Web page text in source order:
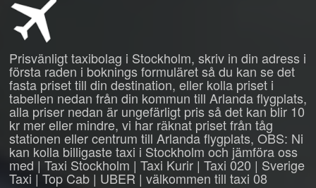
Prisvänligt taxibolag i Stockholm, skriv in din adress i
första raden i boknings formuläret så du kan se det
fasta priset till din destination, eller kolla priset i
tabellen nedan från din kommun till Arlanda flygplats,
alla priser nedan är ungefärligt pris så det kan blir 10
kr mer eller mindre, vi har räknat priset från tåg
stationen eller centrum till Arlanda flygplats, OBS: Ni
kan kolla billigaste taxi i Stockholm och jämföra oss
med | Taxi Stockholm | Taxi Kurir | Taxi 020 | Sverige
Taxi | Top Cab | UBER | välkommen till taxi 08